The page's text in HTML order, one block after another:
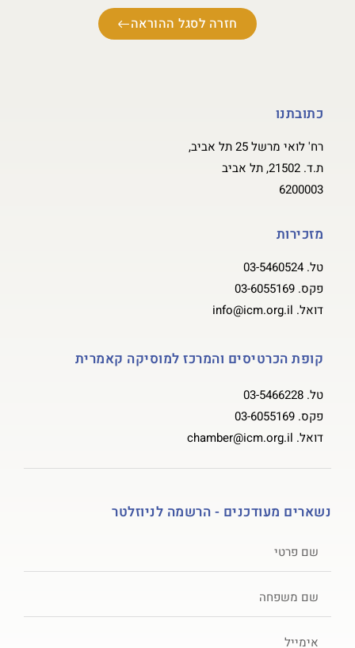
חזרה לסגל ההוראה
כתובתנו
רח' לואי מרשל 25 תל אביב,
ת.ד. 21502, תל אביב
6200003
מזכירות
טל. 03-5460524
פקס. 03-6055169
דואל. info@icm.org.il
קופת הכרטיסים והמרכז למוסיקה קאמרית
טל. 03-5466228
פקס. 03-6055169
דואל. chamber@icm.org.il
נשארים מעודכנים - הרשמה לניוזלטר